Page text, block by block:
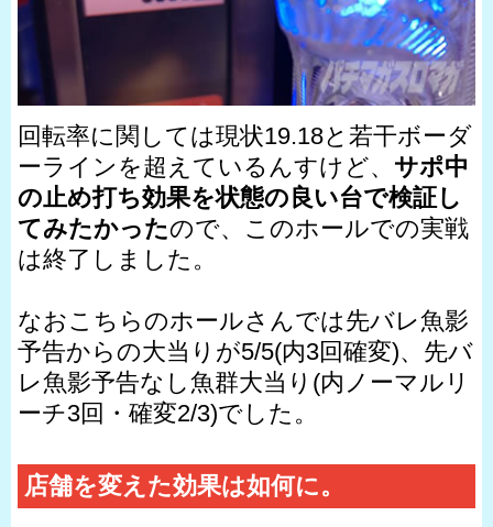
回転率に関しては現状19.18と若干ボーダ
ーラインを超えているんすけど、 サポ中
の止め打ち効果を状態の良い台で検証し
てみたかったので、このホールでの実戦
は終了しました。
なおこちらのホールさんでは先バレ魚影
予告からの大当りが5/5(内3回確変)、先バ
レ魚影予告なし魚群大当り(内ノーマルリ
ーチ3回・確変2/3)でした。
店舗を変えた効果は如何に。